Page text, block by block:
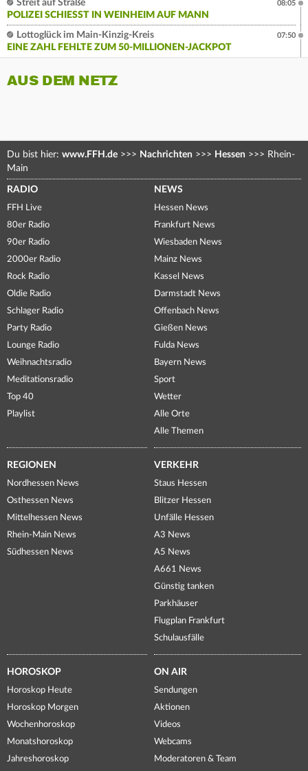
Streit auf Straße
POLIZEI SCHIESST IN WEINHEIM AUF MANN
08:05
Lottoglück im Main-Kinzig-Kreis
EINE ZAHL FEHLTE ZUM 50-MILLIONEN-JACKPOT
07:50
AUS DEM NETZ
Du bist hier: www.FFH.de >>> Nachrichten >>> Hessen >>> Rhein-
Main
RADIO
FFH Live
80er Radio
90er Radio
2000er Radio
Rock Radio
Oldie Radio
Schlager Radio
Party Radio
Lounge Radio
Weihnachtsradio
Meditationsradio
Top 40
Playlist
NEWS
Hessen News
Frankfurt News
Wiesbaden News
Mainz News
Kassel News
Darmstadt News
Offenbach News
Gießen News
Fulda News
Bayern News
Sport
Wetter
Alle Orte
Alle Themen
REGIONEN
Nordhessen News
Osthessen News
Mittelhessen News
Rhein-Main News
Südhessen News
VERKEHR
Staus Hessen
Blitzer Hessen
Unfälle Hessen
A3 News
A5 News
A661 News
Günstig tanken
Parkhäuser
Flugplan Frankfurt
Schulausfälle
HOROSKOP
Horoskop Heute
Horoskop Morgen
Wochenhoroskop
Monatshoroskop
Jahreshoroskop
ON AIR
Sendungen
Aktionen
Videos
Webcams
Moderatoren & Team